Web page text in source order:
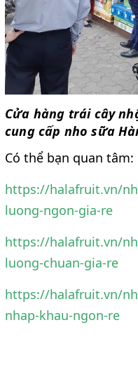
Cửa hàng trái cây
cung cấp nho sữa
Có thể bạn quan tâm:
https://halafruit.vn/
luong-ngon-gia-re
https://halafruit.vn/
luong-chuan-gia-re
https://halafruit.vn/
nhap-khau-ngon-re